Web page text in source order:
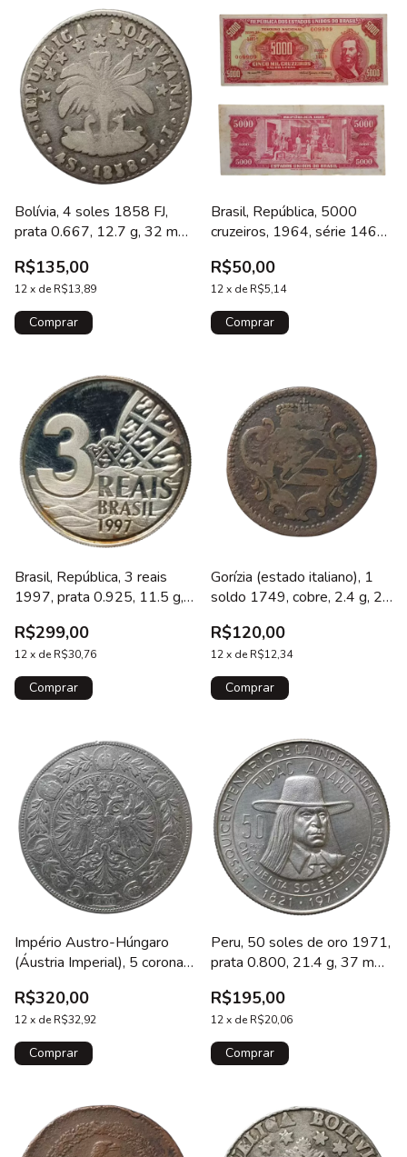
Bolívia, 4 soles 1858 FJ,
prata 0.667, 12.7 g, 32 mm,
130
R$135,00
12x de R$13,89
Brasil, República, 5000
cruzeiros, 1964, série 1461,
R$50,00
12x de R$5,14
Brasil, República, 3 reais
1997, prata 0.925, 11.5 g,
centenário de BH
R$299,00
12x de R$30,76
Gorízia (estado italiano), 1
soldo 1749, cobre, 2.4 g, 22
Viena, Maria Teresa
R$120,00
12x de R$12,34
Império Austro-Húngaro
(Áustria Imperial), 5 corona
mm, km# 2807
R$320,00
12x de R$32,92
Peru, 50 soles de oro 1971,
prata 0.800, 21.4 g, 37 mm,
independência, Tupac Amaru
R$195,00
12x de R$20,06